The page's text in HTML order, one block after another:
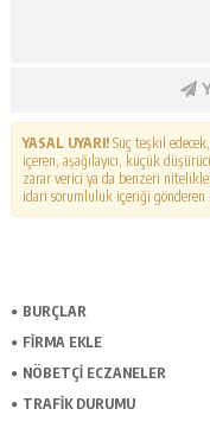
YASAL UYARI!Suç teşkil
içeren, aşağılayıcı, küçük
zarar verici ya da benzeri
idari sorumluluk içeriği gönderen
BURÇLAR
FİRMA EKLE
NÖBETÇİ ECZANELER
TRAFİK DURUMU